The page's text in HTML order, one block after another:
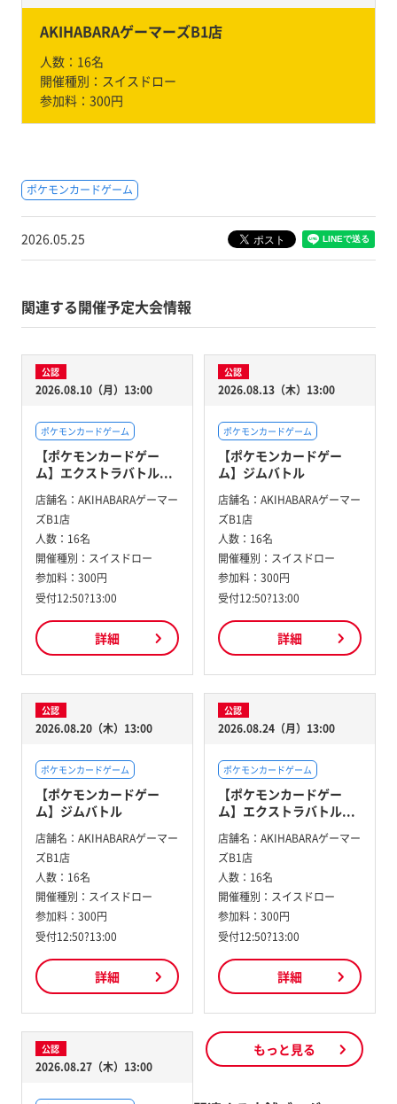
AKIHABARAゲーマーズB1店
人数： 16名
開催種別： スイスドロー
参加料： 300円
ポケモンカードゲーム
2026.05.25
関連する開催予定大会情報
公認
2026.08.10（月）13:00
ポケモンカードゲーム
【ポケモンカードゲー
ム】エクストラバトル...
店舗名： AKIHABARAゲーマー
ズB1店
人数： 16名
開催種別： スイスドロー
参加料： 300円
受付12:50?13:00
詳細
公認
2026.08.13（木）13:00
ポケモンカードゲーム
【ポケモンカードゲー
ム】ジムバトル
店舗名： AKIHABARAゲーマー
ズB1店
人数： 16名
開催種別： スイスドロー
参加料： 300円
受付12:50?13:00
詳細
公認
2026.08.20（木）13:00
ポケモンカードゲーム
【ポケモンカードゲー
ム】ジムバトル
店舗名： AKIHABARAゲーマー
ズB1店
人数： 16名
開催種別： スイスドロー
参加料： 300円
受付12:50?13:00
詳細
公認
2026.08.24（月）13:00
ポケモンカードゲーム
【ポケモンカードゲー
ム】エクストラバトル...
店舗名： AKIHABARAゲーマー
ズB1店
人数： 16名
開催種別： スイスドロー
参加料： 300円
受付12:50?13:00
詳細
公認
2026.08.27（木）13:00
もっと見る